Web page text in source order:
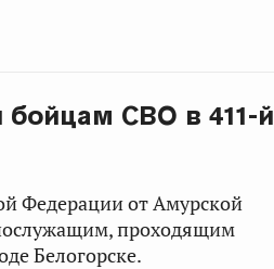
СВО в 411-й
Федерации от Амурской
проходящим
Белогорске.